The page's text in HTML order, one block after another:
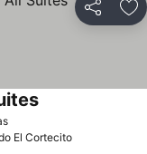
Compartir
Ver precios
Ver precios
El Cortecito